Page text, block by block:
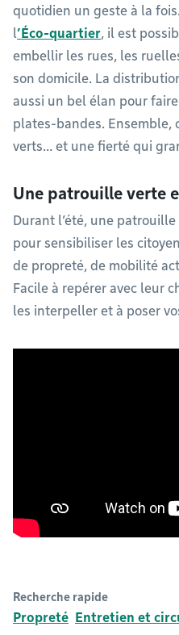
quotidien un geste à la
l’Éco-quartier, il est
embellir les rues, les
son domicile. La
aussi un bel élan pour
plates-bandes. Ensemble,
verts… et une fierté qui
Une patrouille verte
Durant l’été, une
pour sensibiliser les
de propreté, de mobilité
Facile à repérer avec leur
les interpeller et à poser
Recherche rapide
Propreté Entretien et